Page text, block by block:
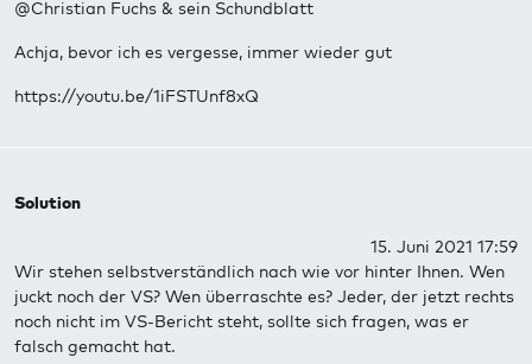
@Christian Fuchs & sein Schundblatt
Achja, bevor ich es vergesse, immer wieder gut
https://youtu.be/1iFSTUnf8xQ
Solution
15. Juni 2021 17:59
Wir stehen selbstverständlich nach wie vor hinter Ihnen. Wen
juckt noch der VS? Wen überraschte es? Jeder, der jetzt rechts
noch nicht im VS-Bericht steht, sollte sich fragen, was er
falsch gemacht hat.